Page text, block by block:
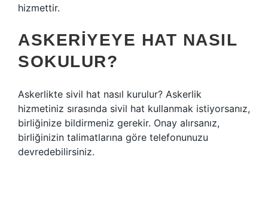
hizmettir.
ASKERIYEYE HAT NASIL
SOKULUR?
Askerlikte sivil hat nasıl kurulur? Askerlik
hizmetiniz sırasında sivil hat kullanmak istiyorsanız,
birliğinize bildirmeniz gerekir. Onay alırsanız,
birliğinizin talimatlarına göre telefonunuzu
devredebilirsiniz.